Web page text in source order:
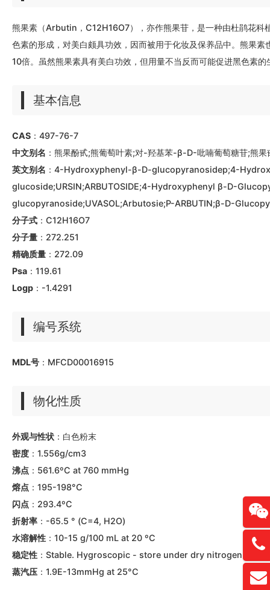
熊果素（Arbutin，C12H16O7），亦作熊果苷，是一种由杜鹃花
色素的形成，对美白颇具功效，因而被用于化妆及保养品中。熊果
10倍。虽然熊果素具有美白功效，但用量不当反而可能促进黑色素
基本信息
CAS ：497-76-7
中文别名 ：熊果酚甙;熊葡萄叶素;对-羟基苯-β-D-吡喃葡萄糖苷;
英文别名 ：4-Hydroxyphenyl-β-D-glucopyranosidep;4-
glucoside;URSIN;ARBUTOSIDE;4-Hydroxyphenyl β-D-
glucopyranoside;UVASOL;Arbutosie;P-ARBUTIN;β-D-
分子式 ：C12H16O7
分子量 ：272.251
精确质量 ：272.09
Psa ：119.61
Logp ：-1.4291
编号系统
MDL号 ：MFCD00016915
物化性质
外观与性状 ：白色粉末
密度 ：1.556g/cm3
沸点 ：561.6ºC at 760 mmHg
熔点 ：195-198°C
闪点 ：293.4ºC
折射率 ：-65.5 ° (C=4, H2O)
水溶解性 ：10-15 g/100 mL at 20 ºC
稳定性 ：Stable. Hygroscopic - store under dry nitrogen.
蒸汽压 ：1.9E-13mmHg at 25°C
扫